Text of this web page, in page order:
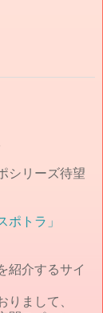
シリーズ待望
トラ」
紹介するサイ
りまして、